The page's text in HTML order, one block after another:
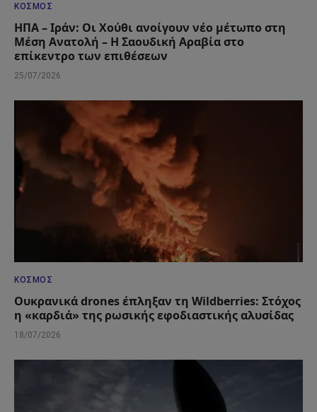
ΚΌΣΜΟΣ
ΗΠΑ – Ιράν: Οι Χούθι ανοίγουν νέο μέτωπο στη
Μέση Ανατολή – Η Σαουδική Αραβία στο
επίκεντρο των επιθέσεων
25/07/2026
ΚΌΣΜΟΣ
Ουκρανικά drones έπληξαν τη Wildberries: Στόχος
η «καρδιά» της ρωσικής εφοδιαστικής αλυσίδας
18/07/2026